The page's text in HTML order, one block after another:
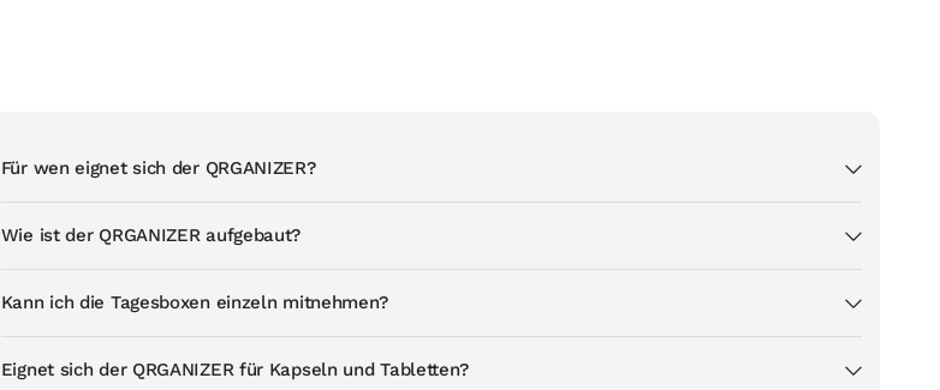
Für wen eignet sich der QRGANIZER?
Wie ist der QRGANIZER aufgebaut?
Kann ich die Tagesboxen einzeln mitnehmen?
Eignet sich der QRGANIZER für Kapseln und Tabletten?